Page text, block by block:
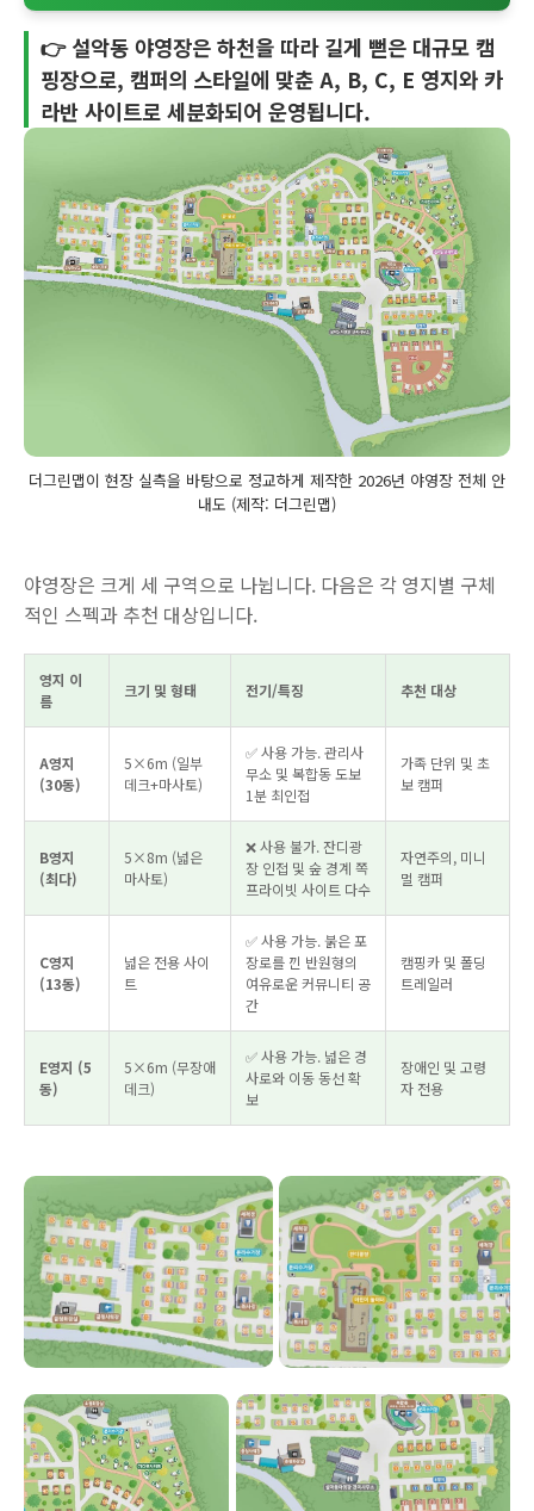
👉 설악동 야영장은 하천을 따라 길게 뻗은 대규모 캠
핑장으로, 캠퍼의 스타일에 맞춘 A, B, C, E 영지와 카
라반 사이트로 세분화되어 운영됩니다.
더그린맵이 현장 실측을 바탕으로 정교하게 제작한 2026년 야영장 전체 안
내도 (제작: 더그린맵)
야영장은 크게 세 구역으로 나뉩니다. 다음은 각 영지별 구체
적인 스펙과 추천 대상입니다.
영지 이
름
크기 및 형태 전기/특징 추천 대상
A영지
(30동)
5×6m (일부
데크+마사토)
✅ 사용 가능. 관리사
무소 및 복합동 도보
1분 최인접
가족 단위 및 초
보 캠퍼
B영지
(최다)
5×8m (넓은
마사토)
❌ 사용 불가. 잔디광
장 인접 및 숲 경계 쪽
프라이빗 사이트 다수
자연주의, 미니
멀 캠퍼
C영지
(13동)
넓은 전용 사이
트
✅ 사용 가능. 붉은 포
장로를 낀 반원형의
여유로운 커뮤니티 공
간
캠핑카 및 폴딩
트레일러
E영지 (5
동)
5×6m (무장애
데크)
✅ 사용 가능. 넓은 경
사로와 이동 동선 확
보
장애인 및 고령
자 전용